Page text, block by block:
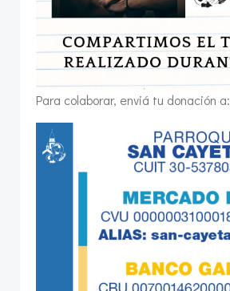
Para colaborar, enviá tu donación a: